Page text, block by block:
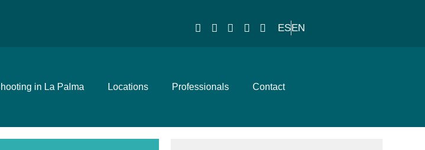
ESEN
in La Palma Locations Professionals Contact